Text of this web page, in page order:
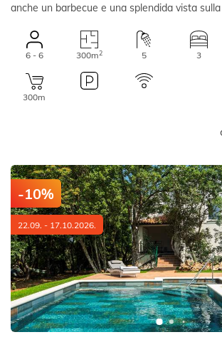
anche un barbecue e una splendida vista
6 - 6 300m2 5 3
300m
-10%
22.09. - 17.10.2026.